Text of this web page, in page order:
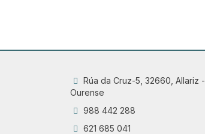
Rúa da Cruz-5, 32660, Allariz -
Ourense
988 442 288
621 685 041